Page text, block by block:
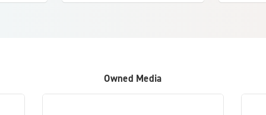
Owned Media